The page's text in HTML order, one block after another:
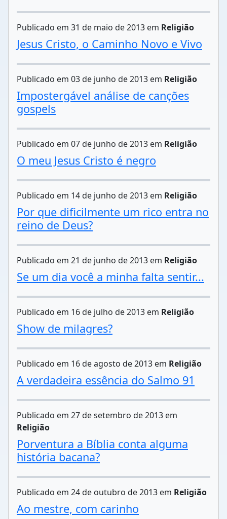
Publicado em 31 de maio de 2013 em Religião
Jesus Cristo, o Caminho Novo e Vivo
Publicado em 03 de junho de 2013 em Religião
Impostergável análise de canções
gospels
Publicado em 07 de junho de 2013 em Religião
O meu Jesus Cristo é negro
Publicado em 14 de junho de 2013 em Religião
Por que dificilmente um rico entra no
reino de Deus?
Publicado em 21 de junho de 2013 em Religião
Se um dia você a minha falta sentir...
Publicado em 16 de julho de 2013 em Religião
Show de milagres?
Publicado em 16 de agosto de 2013 em Religião
A verdadeira essência do Salmo 91
Publicado em 27 de setembro de 2013 em
Religião
Porventura a Bíblia conta alguma
história bacana?
Publicado em 24 de outubro de 2013 em Religião
Ao mestre, com carinho